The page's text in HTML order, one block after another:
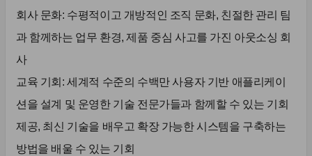
회사 문화: 수평적이고 개방적인 조직 문화, 친절한 관리 팀
과 함께하는 업무 환경, 제품 중심 사고를 가진 아웃소싱 회
사
교육 기회: 세계적 수준의 수백만 사용자 기반 애플리케이
션을 설계 및 운영한 기술 전문가들과 함께할 수 있는 기회
제공, 최신 기술을 배우고 확장 가능한 시스템을 구축하는
방법을 배울 수 있는 기회